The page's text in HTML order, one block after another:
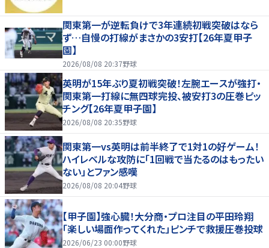
関東第一が逆転負けで3年連続初戦突破はなら
ず…自慢の打線がまさかの3安打【26年夏甲子
園】
2026/08/08 20:37野球
英明が15年ぶり夏初戦突破！左腕エースが強打・
関東第一打線に無四球完投、被安打3の圧巻ピッ
チング【26年夏甲子園】
2026/08/08 20:35野球
関東第一vs英明は前半終了で1対1の好ゲーム！
ハイレベルな攻防に「1回戦で当たるのはもったい
ない」とファン感嘆
2026/08/08 20:04野球
【甲子園】強心臓！大分商・プロ注目の平田玲翔
「楽しい場面作ってくれた」ピンチで救援圧巻投球
2026/06/23 00:00野球